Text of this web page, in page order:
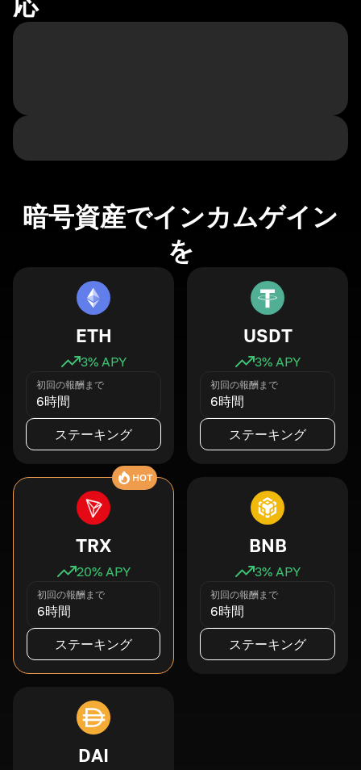
暗号資産でインカムゲイン
を
ETH
3% APY
初回の報酬まで
6時間
ステーキング
USDT
3% APY
初回の報酬まで
6時間
ステーキング
HOT
TRX
20% APY
初回の報酬まで
6時間
ステーキング
BNB
3% APY
初回の報酬まで
6時間
ステーキング
DAI